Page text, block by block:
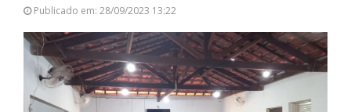
Publicado em: 28/09/2023 13:22